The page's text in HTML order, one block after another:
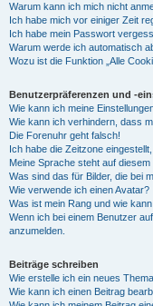
Warum kann ich mich nicht
Ich habe mich vor einiger Zeit
Ich habe mein Passwort
Warum werde ich automatisch
Wozu ist die Funktion „Alle
Benutzerpräferenzen und -
Wie kann ich meine
Wie kann ich verhindern, dass
Die Forenuhr geht falsch!
Ich habe die Zeitzone
Meine Sprache steht auf
Was sind das für Bilder, die bei
Wie verwende ich einen Avatar?
Was ist mein Rang und wie
Wenn ich bei einem Benutzer
anzumelden.
Beiträge schreiben
Wie erstelle ich ein neues
Wie kann ich einen Beitrag